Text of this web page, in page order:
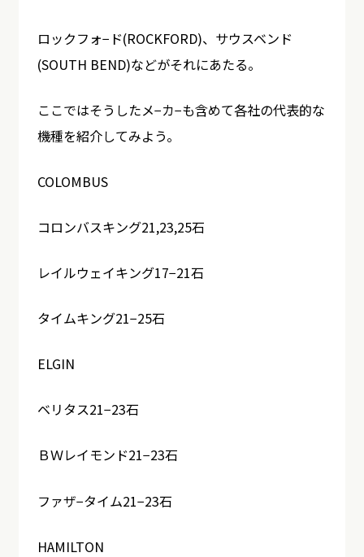
ロックフォ−ド(ROCKFORD)、サウスベンド
(SOUTH BEND)などがそれにあたる。
ここではそうしたメ−カ−も含めて各社の代表的な
機種を紹介してみよう。
COLOMBUS
コロンバスキング21,23,25石
レイルウェイキング17−21石
タイムキング21−25石
ELGIN
ベリタス21−23石
ＢＷレイモンド21−23石
ファザ−タイム21−23石
HAMILTON